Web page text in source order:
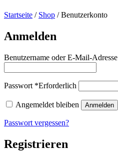
Startseite / Shop / Benutzerkonto
Anmelden
Benutzername oder E-Mail-Adresse
Passwort *Erforderlich
Angemeldet bleiben Anmelden
Passwort vergessen?
Registrieren